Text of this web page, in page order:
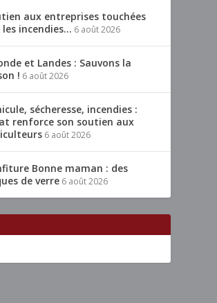
aux entreprises touchées
les incendies… 6 août 2026
et Landes : Sauvons la
! 6 août 2026
sécheresse, incendies :
renforce son soutien aux
6 août 2026
Bonne maman : des
de verre 6 août 2026